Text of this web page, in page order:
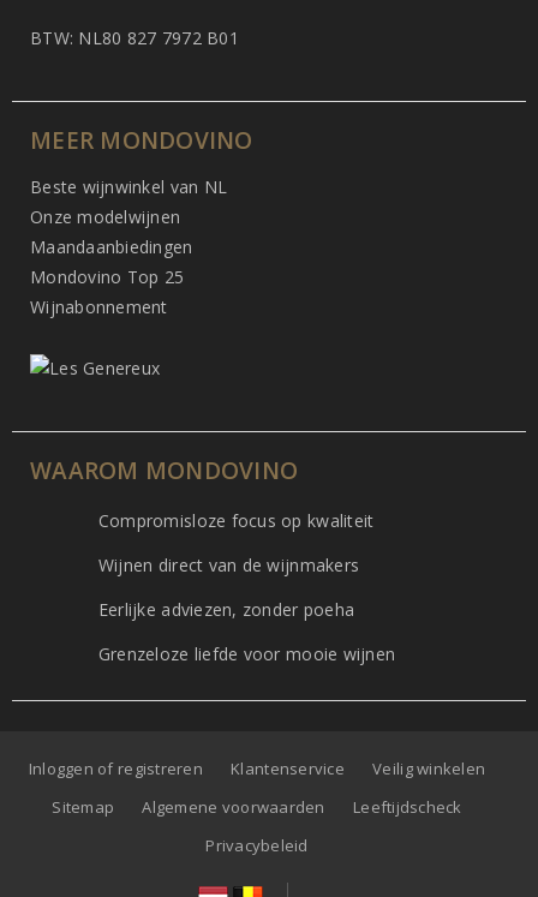
BTW: NL80 827 7972 B01
MEER MONDOVINO
Beste wijnwinkel van NL
Onze modelwijnen
Maandaanbiedingen
Mondovino Top 25
Wijnabonnement
WAAROM MONDOVINO
Compromisloze focus op kwaliteit
Wijnen direct van de wijnmakers
Eerlijke adviezen, zonder poeha
Grenzeloze liefde voor mooie wijnen
Inloggen of registreren Klantenservice
Veilig winkelen
Sitemap
Algemene voorwaarden
Leeftijdscheck
Privacybeleid